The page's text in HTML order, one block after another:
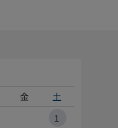
金
土
1